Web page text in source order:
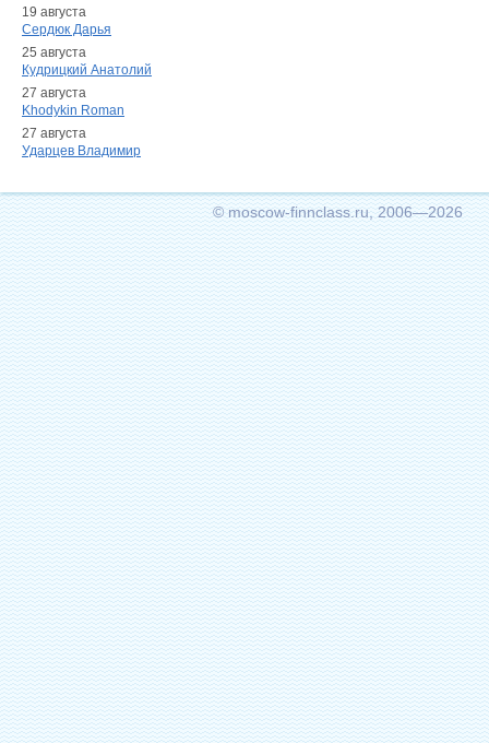
19 августа
Сердюк Дарья
25 августа
Кудрицкий Анатолий
27 августа
Khodykin Roman
27 августа
Ударцев Владимир
© moscow-finnclass.ru, 2006—2026